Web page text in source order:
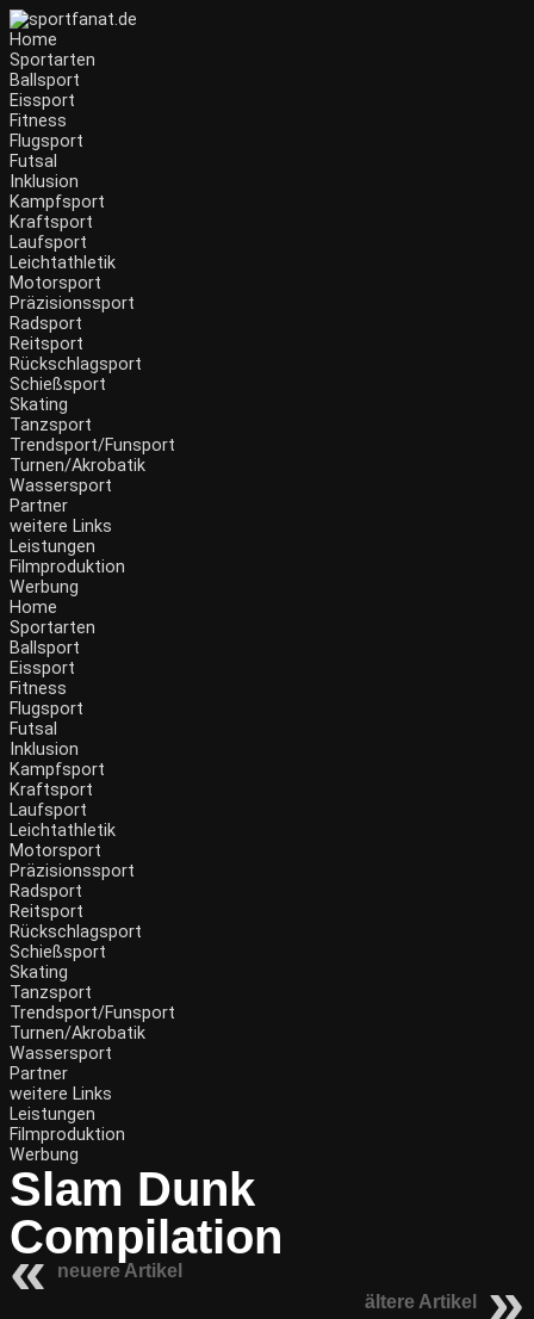
Zum
Inhalt
wechseln
Home
Sportarten
Ballsport
Eissport
Fitness
Flugsport
Futsal
Inklusion
Kampfsport
Kraftsport
Laufsport
Leichtathletik
Motorsport
Präzisionssport
Radsport
Reitsport
Rückschlagsport
Schießsport
Skating
Tanzsport
Trendsport/Funsport
Turnen/Akrobatik
Wassersport
Partner
weitere Links
Leistungen
Filmproduktion
Werbung
Menü
Home
Sportarten
Ballsport
Eissport
Fitness
Flugsport
Futsal
Inklusion
Kampfsport
Kraftsport
Laufsport
Leichtathletik
Motorsport
Präzisionssport
Radsport
Reitsport
Rückschlagsport
Schießsport
Skating
Tanzsport
Trendsport/Funsport
Turnen/Akrobatik
Wassersport
Partner
weitere Links
Leistungen
Filmproduktion
Werbung
Slam Dunk
Compilation
neuere Artikel
ältere Artikel